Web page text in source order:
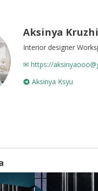
Aksinya
Interior designer
✉ https://
Aksinya Ksyu